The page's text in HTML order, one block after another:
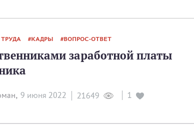
КАДРЫ ВОПРОС-ОТВЕТ
заработной платы
9 июня 2022 21649 1